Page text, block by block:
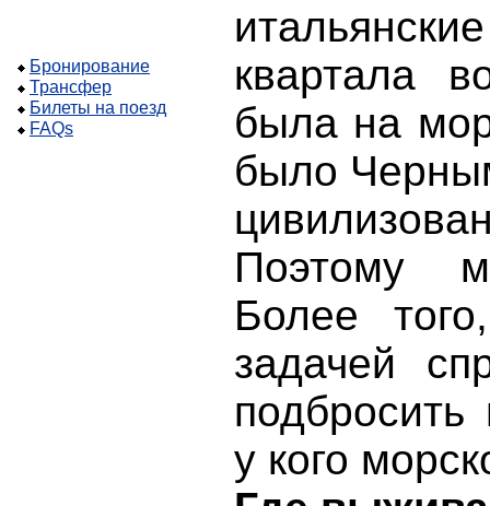
Бронирование
Трансфер
Билеты на поезд
FAQs
квартала
была на
было
Поэтому
Более
задачей
у кого